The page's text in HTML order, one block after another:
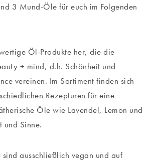
3 Mund-Öle für euch im Folgenden
Öl-Produkte her, die die
+ mind, d.h. Schönheit und
vereinen. Im Sortiment finden sich
Rezepturen für eine
Öle wie Lavendel, Lemon und
und Sinne.
ausschließlich vegan und auf